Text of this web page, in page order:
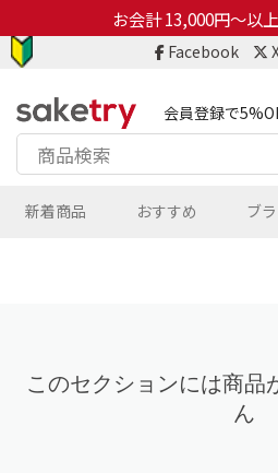
お会計 13,000円～以
Facebook
会員登録で
新着商品 おすすめ ブ
このセクションには商品
ん